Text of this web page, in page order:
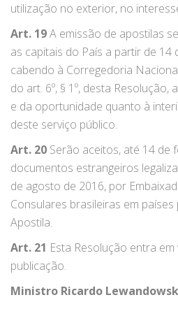
utilização no exterior, no
Art. 19A emissão de apostilas
as capitais do País a partir de 14
cabendo à Corregedoria
do art. 6º, § 1º, desta Resolução,
e da oportunidade quanto à
deste serviço público.
Art. 20 Serão aceitos, até 14 de
documentos estrangeiros
de agosto de 2016, por
Consulares brasileiras em
Apostila.
Art. 21 Esta Resolução entra
publicação.
Ministro Ricardo